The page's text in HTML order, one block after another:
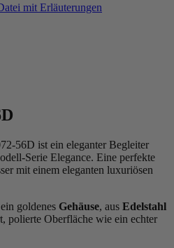
mit Erläuterungen
56D ist ein eleganter Begleiter
Serie Elegance. Eine perfekte
mit einem eleganten luxuriösen
goldenes Gehäuse, aus Edelstahl
polierte Oberfläche wie ein echter